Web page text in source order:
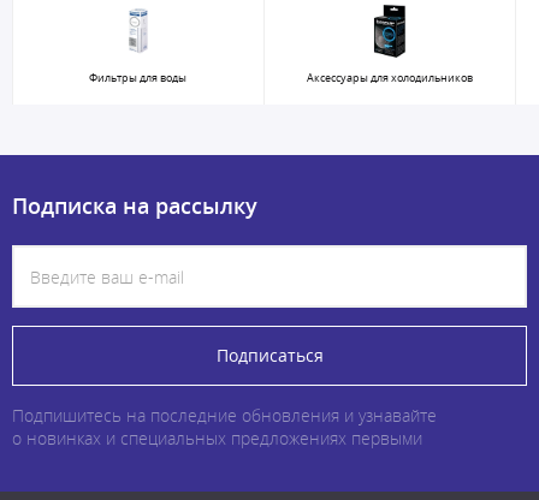
Фильтры для воды Аксессуары для холодильников
Подписка на рассылку
Подписаться
Подпишитесь на последние обновления и узнавайте
о новинках и специальных предложениях первыми